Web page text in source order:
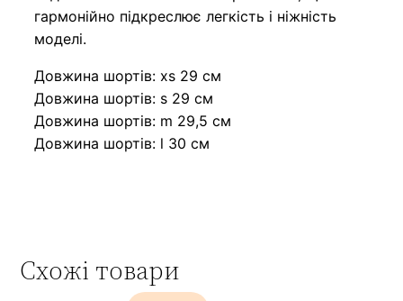
гармонійно підкреслює легкість і ніжність
моделі.
Довжина шортів: xs 29 см
Довжина шортів: s 29 см
Довжина шортів: m 29,5 см
Довжина шортів: l 30 см
Схожі товари